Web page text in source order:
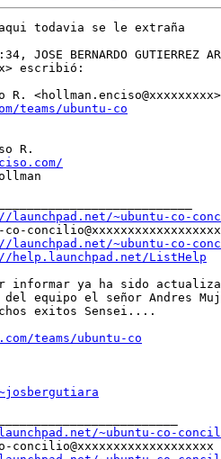
todavia se le extraña
BERNARDO GUTIERREZ
escribió:
R.
teams/ubuntu-co
R.
launchpad.net/~ubuntu-co-
launchpad.net/~ubuntu-co-
help.launchpad.net/ListHelp
informar ya ha sido
del equipo el señor Andres
exitos Sensei....
teams/ubuntu-co
~ubuntu-co-